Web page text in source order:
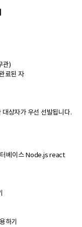
관)
료된 자
상자가 우선 선발됩니다.
베이스 Node.js react
하기